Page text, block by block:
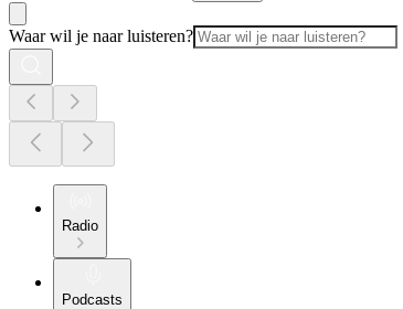
Waar wil je naar luisteren?
Radio
Podcasts